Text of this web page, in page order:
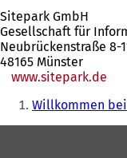
Sitepark GmbH
Gesellschaft für
Neubrückenstraße 8-
48165 Münster
www.sitepark.de
Sie
befinden
Willkommen